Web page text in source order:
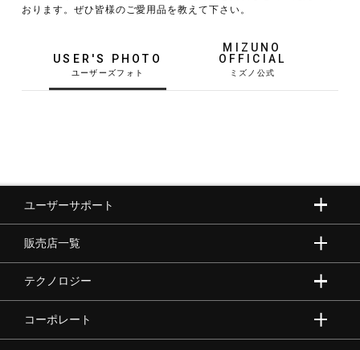
ゴルフ
バレーボール
バドミントン
おります。ぜひ皆様のご愛用品を教えて下さい。
USER'S PHOTO
MIZUNO
OFFICIAL
ユーザーサポート
販売店一覧
テクノロジー
コーポレート